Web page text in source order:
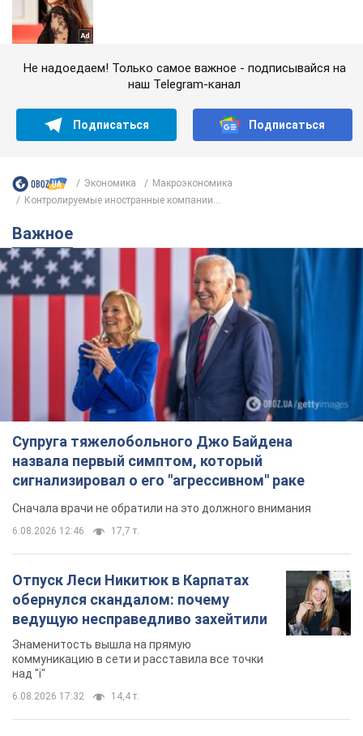
Не надоедаем! Только самое важное - подписывайся на
наш Telegram-канал
Подписаться Подписаться
Экономика
Mакроэкономика
Контролируемые иностранные компании...
Важное
Супруга тяжелобольного Джо Байдена
назвала первый симптом, который
сигнализировал о его "агрессивном" раке
Сначала врачи не обратили на это должного внимания
6.08.2026 12:46 17,7 т.
Отпуск Леси Никитюк в Карпатах
обернулся скандалом: почему
ведущую несправедливо захейтили
Знаменитость вышла на прямую
коммуникацию в сети и расставила все точки
над "i"
6.08.2026 17:32 14,4 т.